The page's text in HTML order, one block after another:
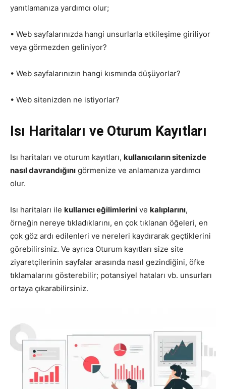
yanıtlamanıza yardımcı olur;
• Web sayfalarınızda hangi unsurlarla etkileşime giriliyor
veya görmezden geliniyor?
• Web sayfalarınızın hangi kısmında düşüyorlar?
• Web sitenizden ne istiyorlar?
Isı Haritaları ve Oturum Kayıtları
Isı haritaları ve oturum kayıtları, kullanıcıların sitenizde
nasıl davrandığını görmenize ve anlamanıza yardımcı
olur.
Isı haritaları ile kullanıcı eğilimlerini ve kalıplarını,
örneğin nereye tıkladıklarını, en çok tıklanan öğeleri, en
çok göz ardı edilenleri ve nereleri kaydırarak geçtiklerini
görebilirsiniz. Ve ayrıca Oturum kayıtları size site
ziyaretçilerinin sayfalar arasında nasıl gezindiğini, öfke
tıklamalarını gösterebilir; potansiyel hataları vb. unsurları
ortaya çıkarabilirsiniz.